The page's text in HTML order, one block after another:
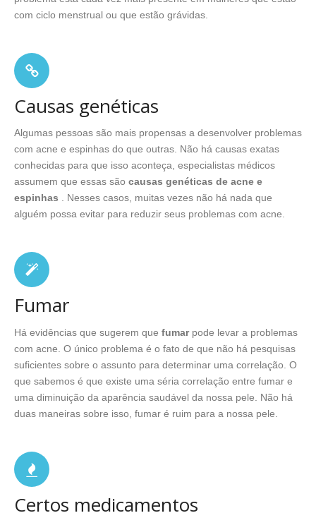
com ciclo menstrual ou que estão grávidas.
Causas genéticas
Algumas pessoas são mais propensas a desenvolver problemas
com acne e espinhas do que outras. Não há causas exatas
conhecidas para que isso aconteça, especialistas médicos
assumem que essas são causas genéticas de acne e
espinhas . Nesses casos, muitas vezes não há nada que
alguém possa evitar para reduzir seus problemas com acne.
Fumar
Há evidências que sugerem que fumarpode levar a problemas
com acne. O único problema é o fato de que não há pesquisas
suficientes sobre o assunto para determinar uma correlação. O
que sabemos é que existe uma séria correlação entre fumar e
uma diminuição da aparência saudável da nossa pele. Não há
duas maneiras sobre isso, fumar é ruim para a nossa pele.
Certos medicamentos